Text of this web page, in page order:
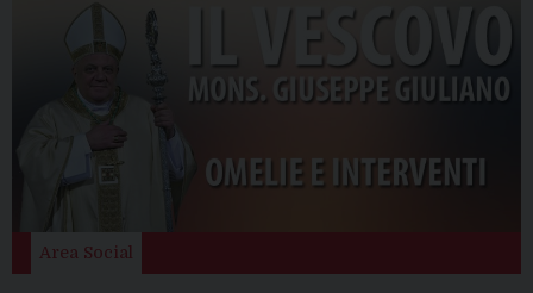
Area Social